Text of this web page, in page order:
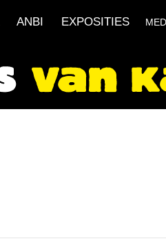
ANBI EXPOSITIES